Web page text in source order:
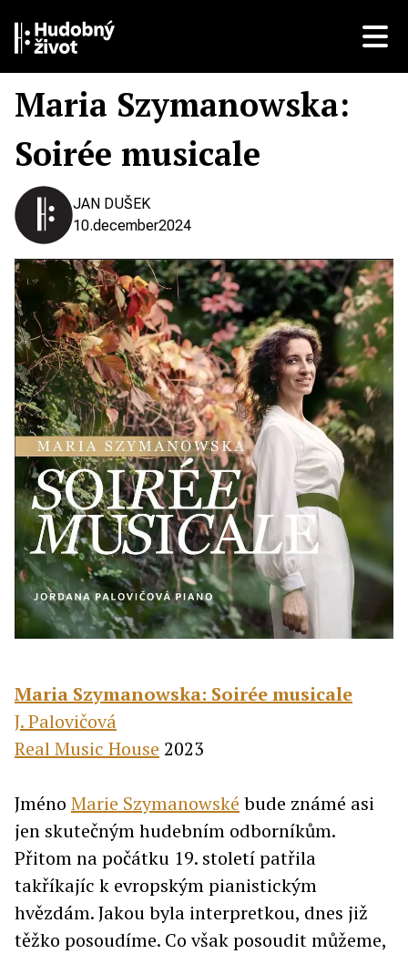
Maria Szymanowska:
Soirée musicale
JAN DUŠEK
10.december2024
Maria Szymanowska: Soirée musicale
J. Palovičová
Real Music House 2023
Jméno Marie Szymanowské bude známé asi
jen skutečným hudebním odborníkům.
Přitom na počátku 19. století patřila
takříkajíc k evropským pianistickým
hvězdám. Jakou byla interpretkou, dnes již
těžko posoudíme. Co však posoudit můžeme,